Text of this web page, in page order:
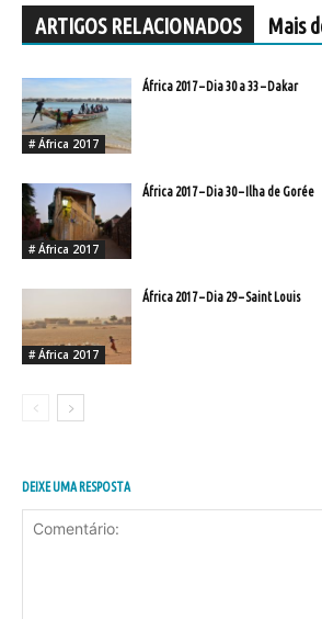
ARTIGOS RELACIONADOS Mais
# África 2017
África 2017 – Dia 30 a 33 – Dakar
# África 2017
África 2017 – Dia 30 – Ilha de Gorée
# África 2017
África 2017 – Dia 29 – Saint Louis
DEIXE UMA RESPOSTA